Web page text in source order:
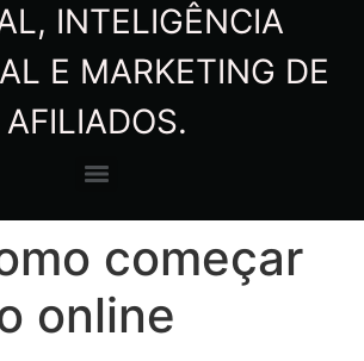
INTELIGÊNCIA
E MARKETING DE
AFILIADOS.
começar
online